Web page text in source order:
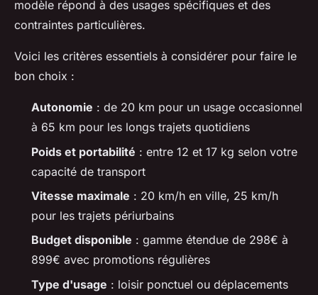
modèle répond à des usages spécifiques et des
contraintes particulières.
Voici les critères essentiels à considérer pour faire le
bon choix :
Autonomie : de 20 km pour un usage occasionnel
à 65 km pour les longs trajets quotidiens
Poids et portabilité : entre 12 et 17 kg selon votre
capacité de transport
Vitesse maximale : 20 km/h en ville, 25 km/h
pour les trajets périurbains
Budget disponible : gamme étendue de 298€ à
899€ avec promotions régulières
Type d'usage : loisir ponctuel ou déplacements